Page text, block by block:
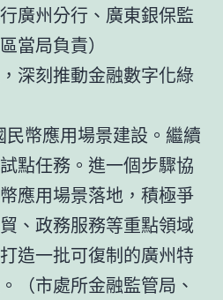
廣州分行、廣東銀保監
當局負責）
深刻推動金融數字化綠
幣應用場景建設。繼續
點任務。進一個步驟協
應用場景落地，積極爭
、政務服務等重點領域
造一批可復制的廣州特
（市處所金融監管局、